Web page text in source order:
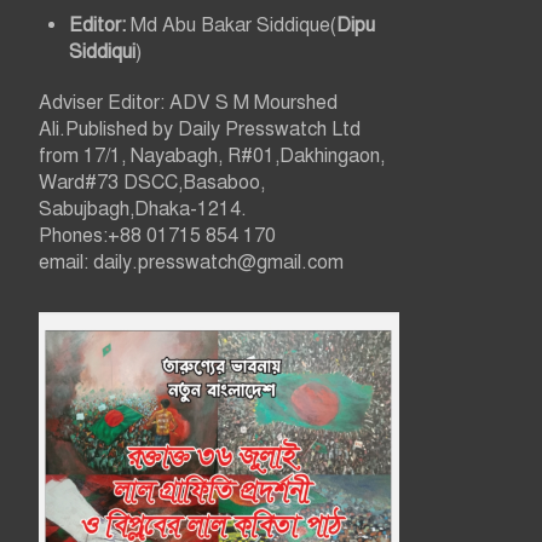
Editor: Md Abu Bakar Siddique(Dipu
Siddiqui)
Adviser Editor: ADV S M Mourshed
Ali.Published by Daily Presswatch Ltd
from 17/1, Nayabagh, R#01,Dakhingaon,
Ward#73 DSCC,Basaboo,
Sabujbagh,Dhaka-1214.
Phones:+88 01715 854 170
email: daily.presswatch@gmail.com